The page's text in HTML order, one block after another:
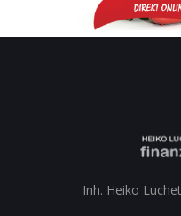
Inh. Heiko